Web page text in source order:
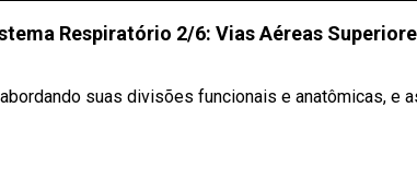
Respiratório 2/6: Vias Aéreas
suas divisões funcionais e anatômicas, e